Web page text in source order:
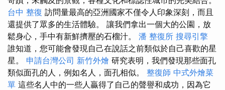
台中 整復 訪問量最高的亞洲國家不僅令人印象深刻，而且
還提供了眾多的生活體驗。 讓我們拿出一個大的公園，放
鬆身心，手中有新鮮擠壓的石榴汁。 潘 整復所 搜尋引擎
誰知道，您可能會發現自己在說話之前類似於自己喜歡的星
星。 申請台灣公司 新竹外燴 研究表明，我們發現那些面孔
類似面孔的人，例如名人，面孔相似。 整復師 中式外燴菜
單 這些名人中的一些人贏得了自己的聲譽和成功，因為它